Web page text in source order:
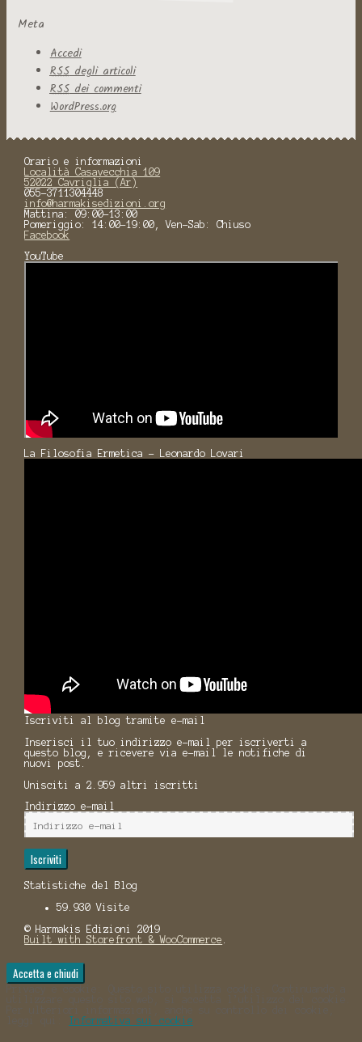
Meta
Accedi
RSSdegli articoli
RSSdei commenti
WordPress.org
Orario e informazioni
Località Casavecchia 109
52022 Cavriglia (Ar)
055-3711304448
info@harmakisedizioni.org
Mattina: 09:00-13:00
Pomeriggio: 14:00-19:00, Ven-Sab: Chiuso
Facebook
YouTube
La Filosofia Ermetica - Leonardo Lovari
Iscriviti al blog tramite e-mail
Inserisci il tuo indirizzo e-mail per iscriverti a
questo blog, e ricevere via e-mail le notifiche di
nuovi post.
Unisciti a 2.959 altri iscritti
Indirizzo e-mail
Iscriviti
Statistiche del Blog
59.930 Visite
© Harmakis Edizioni 2019
Built with Storefront & WooCommerce
Informativa sui cookie